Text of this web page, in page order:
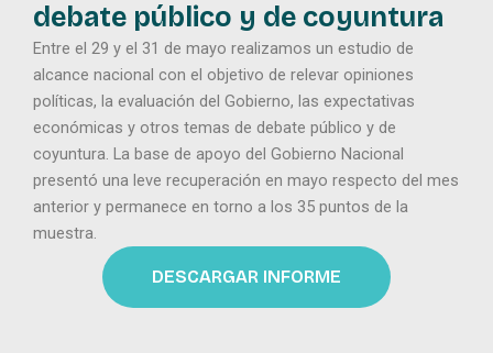
debate público y de coyuntura
Entre el 29 y el 31 de mayo realizamos un estudio de
alcance nacional con el objetivo de relevar opiniones
políticas, la evaluación del Gobierno, las expectativas
económicas y otros temas de debate público y de
coyuntura. La base de apoyo del Gobierno Nacional
presentó una leve recuperación en mayo respecto del mes
anterior y permanece en torno a los 35 puntos de la
muestra.
DESCARGAR INFORME